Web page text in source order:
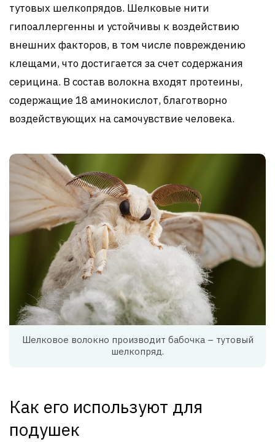
тутовых шелкопрядов. Шелковые нити
гипоаллергенны и устойчивы к воздействию
внешних факторов, в том числе повреждению
клещами, что достигается за счет содержания
серицина. В состав волокна входят протеины,
содержащие 18 аминокислот, благотворно
воздействующих на самочувствие человека.
Шелковое волокно производит бабочка – тутовый
шелкопряд.
Как его используют для
подушек